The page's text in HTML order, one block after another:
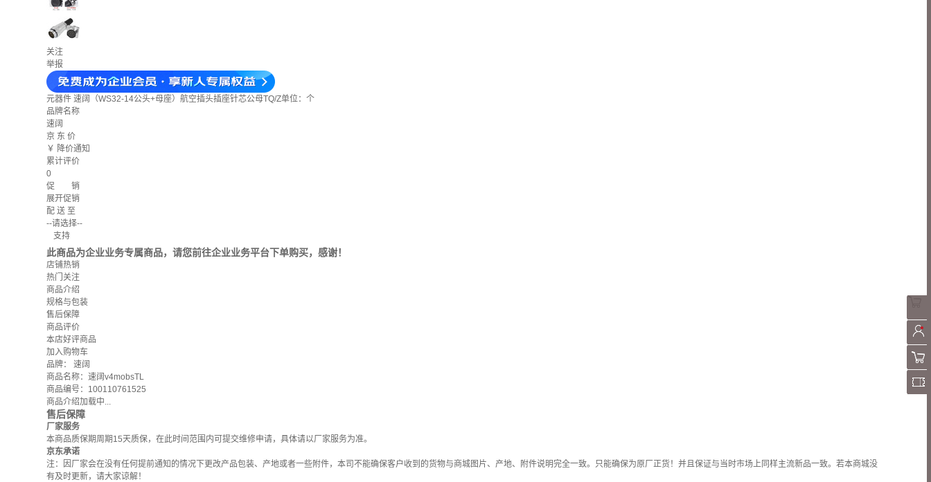
关注
举报
元器件 速阔（WS32-14公头+母座）航空插头插座针芯公母TQ/Z单位：个
品牌名称
速阔
京 东 价
￥ 降价通知
累计评价
0
促 销
展开促销
配 送 至
--请选择--
支持
此商品为企业业务专属商品，请您前往企业业务平台下单购买，感谢！
店铺热销
热门关注
商品介绍
规格与包装
售后保障
商品评价
本店好评商品
加入购物车
品牌： 速阔
商品名称：速阔v4mobsTL
商品编号：100110761525
商品介绍加载中...
售后保障
厂家服务
本商品质保期周期15天质保，在此时间范围内可提交维修申请，具体请以厂家服务为准。
京东承诺
注：因厂家会在没有任何提前通知的情况下更改产品包装、产地或者一些附件，本司不能确保客户收到的货物与商城图片、产地、附件说明完全一致。只能确保为原厂正货！并且保证与当时市场上同样主流新品一致。若本商城没
有及时更新，请大家谅解！